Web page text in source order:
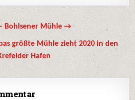
– Bohlsener Mühle →
größte Mühle zieht 2020 in den
Hafen